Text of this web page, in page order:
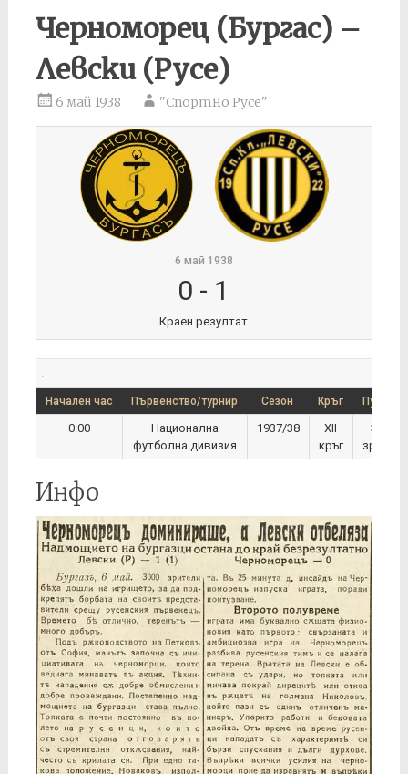
Черноморец (Бургас) –
Левски (Русе)
6 май 1938 "Спортно Русе"
6 май 1938
0 - 1
Краен резултат
.
Начален час Първенство/турнир Сезон Кръг Публика
0:00
Национална
футболна дивизия
1937/38
XII
кръг
3 000
зрители
Инфо